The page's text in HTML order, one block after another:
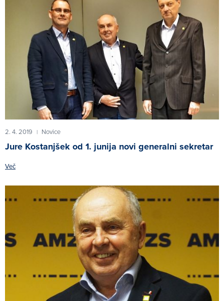
2. 4. 2019 | Novice
Jure Kostanjšek od 1. junija novi generalni sekretar
Več